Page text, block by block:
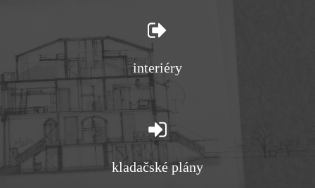
interiéry
kladačské plány